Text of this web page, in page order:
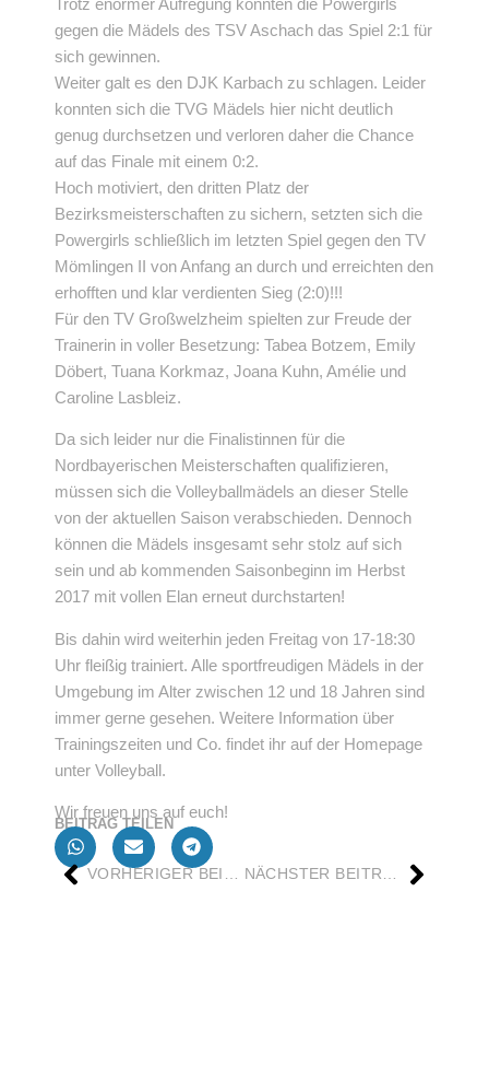
Trotz enormer Aufregung konnten die Powergirls
gegen die Mädels des TSV Aschach das Spiel 2:1 für
sich gewinnen.
Weiter galt es den DJK Karbach zu schlagen. Leider
konnten sich die TVG Mädels hier nicht deutlich
genug durchsetzen und verloren daher die Chance
auf das Finale mit einem 0:2.
Hoch motiviert, den dritten Platz der
Bezirksmeisterschaften zu sichern, setzten sich die
Powergirls schließlich im letzten Spiel gegen den TV
Mömlingen II von Anfang an durch und erreichten den
erhofften und klar verdienten Sieg (2:0)!!!
Für den TV Großwelzheim spielten zur Freude der
Trainerin in voller Besetzung: Tabea Botzem, Emily
Döbert, Tuana Korkmaz, Joana Kuhn, Amélie und
Caroline Lasbleiz.
Da sich leider nur die Finalistinnen für die
Nordbayerischen Meisterschaften qualifizieren,
müssen sich die Volleyballmädels an dieser Stelle
von der aktuellen Saison verabschieden. Dennoch
können die Mädels insgesamt sehr stolz auf sich
sein und ab kommenden Saisonbeginn im Herbst
2017 mit vollen Elan erneut durchstarten!
Bis dahin wird weiterhin jeden Freitag von 17-18:30
Uhr fleißig trainiert. Alle sportfreudigen Mädels in der
Umgebung im Alter zwischen 12 und 18 Jahren sind
immer gerne gesehen. Weitere Information über
Trainingszeiten und Co. findet ihr auf der Homepage
unter Volleyball.
Wir freuen uns auf euch!
BEITRAG TEILEN
VORHERIGER BEITRAG NÄCHSTER BEITRAG